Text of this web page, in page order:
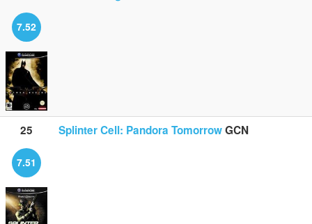
7.52
25 Splinter Cell: Pandora TomorrowGCN
7.51